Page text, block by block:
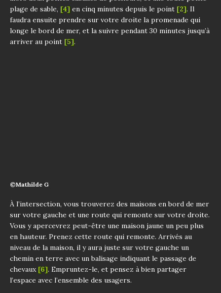
plage de sable, [4] en cinq minutes depuis le point [2]. Il
faudra ensuite prendre sur votre droite la promenade qui
longe le bord de mer, et la suivre pendant 30 minutes jusqu’à
arriver au point [5].
©Mathilde G
À l’intersection, vous trouverez des maisons en bord de mer
sur votre gauche et une route qui remonte sur votre droite.
Vous y apercevrez peut-être une maison jaune un peu plus
en hauteur. Prenez cette route qui remonte. Arrivés au
niveau de la maison, il y aura juste sur votre gauche un
chemin en terre avec un balisage indiquant le passage de
chevaux [6]. Empruntez-le, et pensez à bien partager
l’espace avec l’ensemble des usagers.